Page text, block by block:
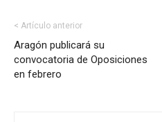
< Artículo anterior
Aragón publicará su
convocatoria de Oposiciones
en febrero